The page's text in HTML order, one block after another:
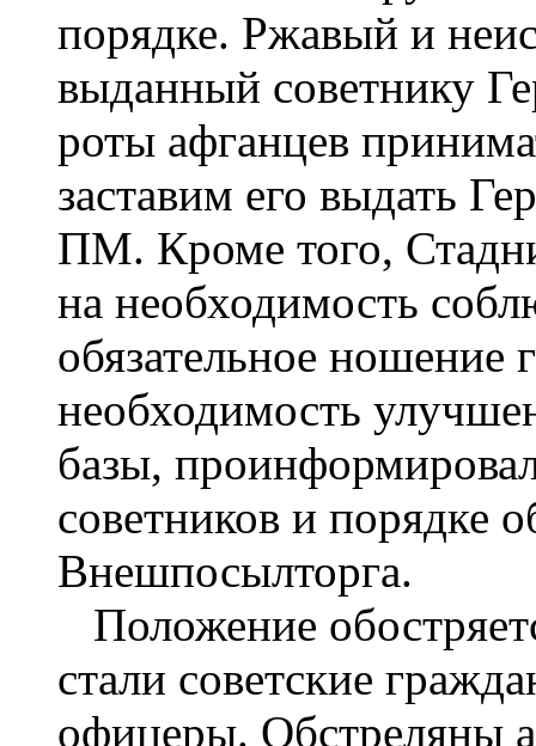
порядке. Ржавый и
выданный советнику
роты афганцев
заставим его выдать
ПМ. Кроме того,
на необходимость
обязательное ношение
необходимость
базы,
советников и порядке
Внешпосылторга.
Положение
стали советские
офицеры. Обстреляны